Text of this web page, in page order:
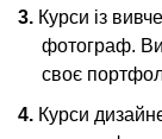
Курси із
фотограф. Ви
своє
Курси